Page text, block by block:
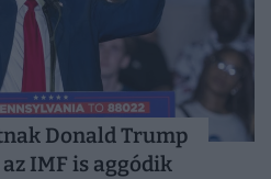
Donald Trump
IMF is aggódik